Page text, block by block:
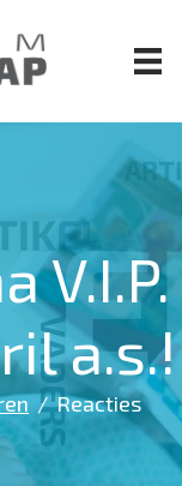
V.I.P.
a.s.!
/Reacties